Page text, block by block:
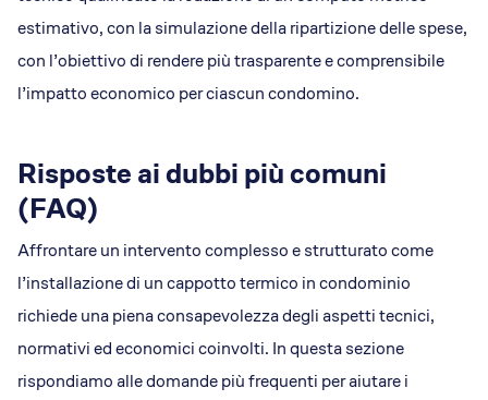
estimativo, con la simulazione della ripartizione delle spese,
con l’obiettivo di rendere più trasparente e comprensibile
l’impatto economico per ciascun condomino.
Risposte ai dubbi più comuni
(FAQ)
Affrontare un intervento complesso e strutturato come
l’installazione di un cappotto termico in condominio
richiede una piena consapevolezza degli aspetti tecnici,
normativi ed economici coinvolti. In questa sezione
rispondiamo alle domande più frequenti per aiutare i